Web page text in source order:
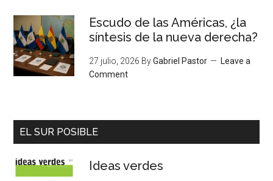
Escudo de las Américas, ¿la
síntesis de la nueva derecha?
27 julio, 2026 ByGabriel Pastor
Leave a
Comment
EL SUR POSIBLE
Ideas verdes